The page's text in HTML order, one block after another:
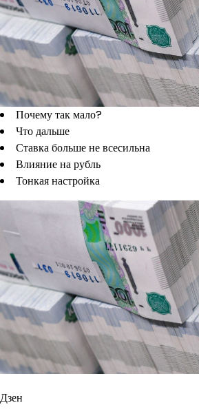
Почему так мало?
Что дальше
Ставка больше не всесильна
Влияние на рубль
Тонкая настройка
Дзен